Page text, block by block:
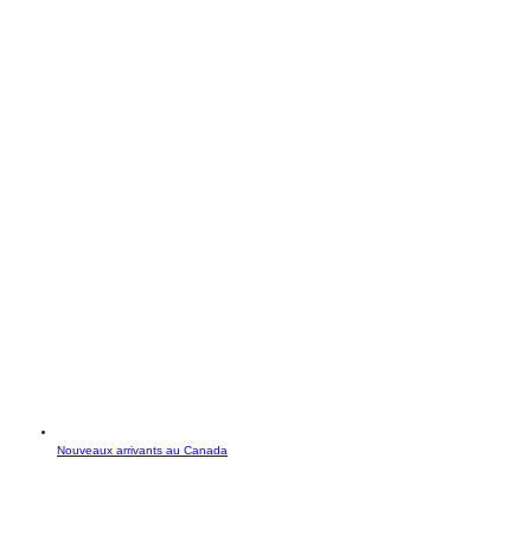
Nouveaux arrivants au Canada